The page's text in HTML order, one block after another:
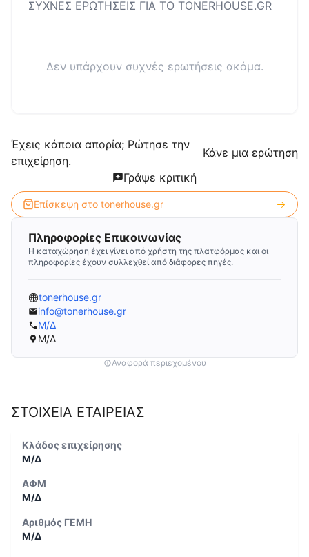
ΣΥΧΝΕΣ ΕΡΩΤΗΣΕΙΣ ΓΙΑ ΤΟ TONERHOUSE.GR
Δεν υπάρχουν συχνές ερωτήσεις ακόμα.
Έχεις κάποια απορία; Ρώτησε την
επιχείρηση.
Κάνε μια ερώτηση
Γράψε κριτική
Επίσκεψη στο tonerhouse.gr
Πληροφορίες Επικοινωνίας
Η καταχώρηση έχει γίνει από χρήστη της πλατφόρμας και οι
πληροφορίες έχουν συλλεχθεί από διάφορες πηγές.
tonerhouse.gr
info@tonerhouse.gr
Μ/Δ
Μ/Δ
Αναφορά περιεχομένου
ΣΤΟΙΧΕΙΑ ΕΤΑΙΡΕΙΑΣ
Κλάδος επιχείρησης
Μ/Δ
ΑΦΜ
Μ/Δ
Αριθμός ΓΕΜΗ
Μ/Δ